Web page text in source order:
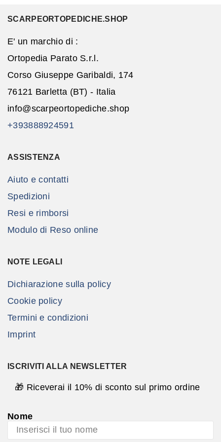
SCARPEORTOPEDICHE.SHOP
E' un marchio di :
Ortopedia Parato S.r.l.
Corso Giuseppe Garibaldi, 174
76121 Barletta (BT) - Italia
info@scarpeortopediche.shop
+393888924591
ASSISTENZA
Aiuto e contatti
Spedizioni
Resi e rimborsi
Modulo di Reso online
NOTE LEGALI
Dichiarazione sulla policy
Cookie policy
Termini e condizioni
Imprint
ISCRIVITI ALLA NEWSLETTER
🎁 Riceverai il 10% di sconto sul primo ordine
Nome